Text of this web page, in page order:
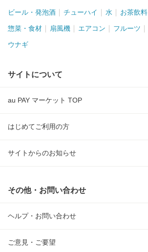
ビール・発泡酒 チューハイ 水 お茶飲料
惣菜・食材 扇風機 エアコン フルーツ
ウナギ
サイトについて
au PAY マーケット TOP
はじめてご利用の方
サイトからのお知らせ
その他・お問い合わせ
ヘルプ・お問い合わせ
ご意見・ご要望